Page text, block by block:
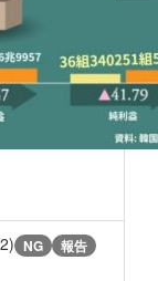
NG 報告